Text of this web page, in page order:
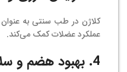
کلاژن در طب سنتی به
عملکرد عضلات کمک می‌کند.
4. بهبود هضم و